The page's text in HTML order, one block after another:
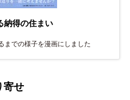
納得の住まい
までの様子を漫画にしました
寄せ